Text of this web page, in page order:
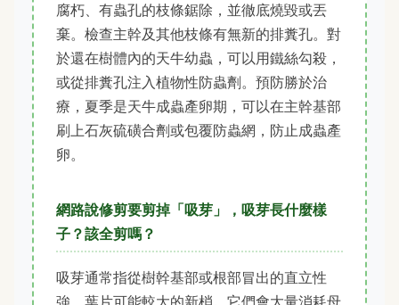
腐朽、有蟲孔的枝條鋸除，並徹底燒毀或丟
棄。檢查主幹及其他枝條有無新的排糞孔。對
於還在樹體內的天牛幼蟲，可以用鐵絲勾殺，
或從排糞孔注入植物性防蟲劑。預防勝於治
療，夏季是天牛成蟲產卵期，可以在主幹基部
刷上石灰硫磺合劑或包覆防蟲網，防止成蟲產
卵。
網路說修剪要剪掉「吸芽」，吸芽長什麼樣
子？該全剪嗎？
吸芽通常指從樹幹基部或根部冒出的直立性